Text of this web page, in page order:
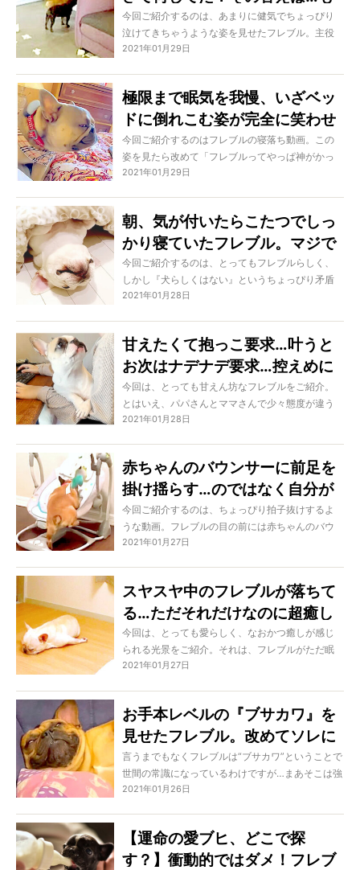
までのお洋服で痒みを覚えたりすることも。同時
にずっしりとしたカラーやハーネスが負担になっ
てくるなど、「身に着けるもの」も年齢に合わせ
たら、愛ブヒのためのスタンダードを見直す必要
があるんです！
うずっとずっと飼い主さんの帰
宅を待ってたよ！【動画】
今回ご紹介するのは、あまりに健気でちょっぴり
泣けてきちゃうような姿を見せたフレブル。主役
の2頭はこの日お留守番を任されるのですが、オー
ル可愛い！」と思わざるを得ないでしょう！
2021年01月29日
極限まで眠気を我慢、いざベッ
ドに倒れこむ姿が完全に笑わせ
にきてた。他のフレブルが見て
も吹くと思う【動画】
今回ご紹介するのはフレブルの寝落ち動画。この
姿を見たら改めて「フレブルってやっぱ神がかっ
ているわ…」と思ってしまうほどのびっくりオモロ
中の方はどうぞお顔にご注意を…！
2021年01月29日
朝、気が付いたらこたつでしっ
かり寝ていたフレブル。マジで
この生き物は、一体何者なの
よ…？【動画】
今回ご紹介するのは、とってもフレブルらしく、
しかし『犬らしくはない』というちょっぴり矛盾
した光景。でもこの意味はきっとフレブルラバー
がバッチリ仕上がっていましたよ！
2021年01月28日
甘えたくて抱っこ要求…叶うと
お次はナデナデ要求…控えめに
アピり続ける姿が健気可愛くて
ヤバイ。【フレブル動画】
今回は、とっても甘えん坊なフレブルをご紹介。
とはいえ、パパさんとママさんで少々態度が違う
ようですが、どちらも「大好きだからこそ」見せ
りフレブル可愛い…」と思ってしまうはず！
2021年01月28日
赤ちゃんのバウンサーに前足を
掛け揺らす…のではなく自分が
乗ったフレブル。その後ドヤ感
放って揺られてた【動画】
今回ご紹介するのは、ちょっぴり拍子抜けするよ
うな動画。フレブルの目の前には赤ちゃんのバウ
ンサーがあり、前足を掛けました。お、ゆりかご
乗車。そして満足げに揺られているのでした…お気
に入りですか…？
2021年01月27日
スヤスヤ中のフレブルが落ちて
る…ただそれだけなのに超癒し
のパワーが放たれてたから共有
したいと思う。【動画あり】
今回は、とっても愛らしく、なおかつ癒しが感じ
られる光景をご紹介。それは、フレブルがただ眠
そうに転がっているだけ。それだけなのに不思議
愛くるしいのですから！
2021年01月27日
お手本レベルの『ブサカワ』を
見せたフレブル。改めてソレに
ついて考えたら、ブサが消えて
可愛いしか残らなかった【動
言うまでもなくフレブルは“ブサカワ”ということで
世間の常識になっているわけですが…まあそこは強
く否定しません。正直、ブサイクじゃないとは言
「ああ、これが王道のブサカワだわ…」なシーンが
見られたので、おさらいしてみませんか？
2021年01月26日
【運命の愛ブヒ、どこで探
す？】衝動的ではダメ！フレブ